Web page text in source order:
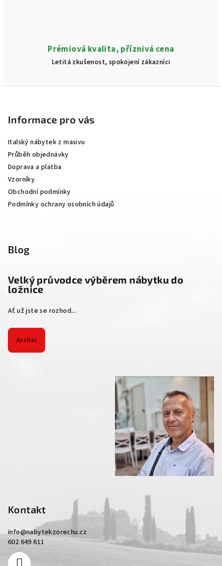
Prémiová kvalita, příznivá cena
Letitá zkušenost, spokojení zákazníci
Informace pro vás
Italský nábytek z masivu
Průběh objednávky
Doprava a platba
Vzorníky
Obchodní podmínky
Podmínky ochrany osobních údajů
Blog
Velký průvodce výběrem nábytku do
ložnice
Ať už jste se rozhod...
Archiv
Kontakt
info@nabytekzorechu.cz
602 649 611